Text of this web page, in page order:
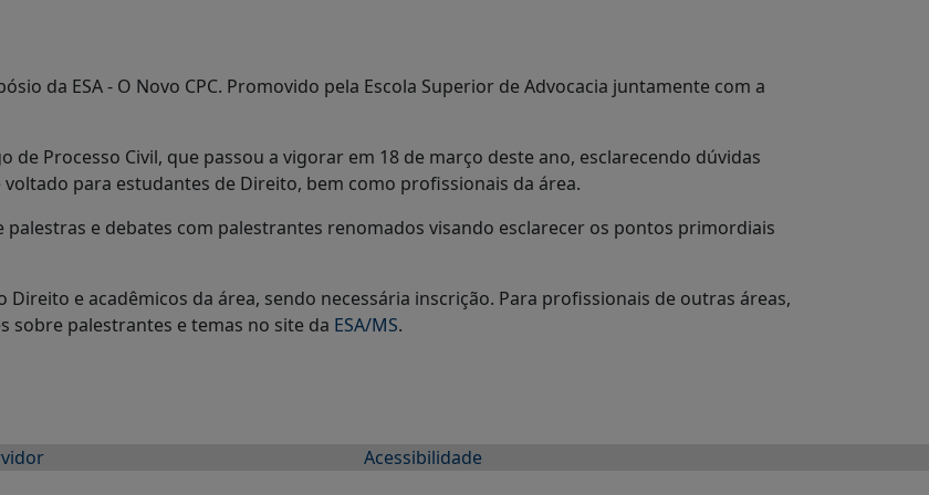
da ESA - O Novo CPC. Promovido pela Escola Superior de Advocacia juntamente com a
Processo Civil, que passou a vigorar em 18 de março deste ano, esclarecendo dúvidas
para estudantes de Direito, bem como profissionais da área.
e debates com palestrantes renomados visando esclarecer os pontos primordiais
e acadêmicos da área, sendo necessária inscrição. Para profissionais de outras áreas,
sobre palestrantes e temas no site da ESA/MS.
Acessibilidade